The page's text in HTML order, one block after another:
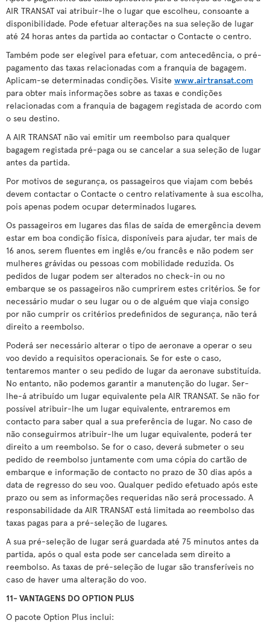
AIR TRANSAT vai atribuir-lhe o lugar que escolheu, consoante a
disponibilidade. Pode efetuar alterações na sua seleção de lugar
até 24 horas antes da partida ao contactar o Contacte o centro.
Também pode ser elegível para efetuar, com antecedência, o pré-
pagamento das taxas relacionadas com a franquia de bagagem.
Aplicam-se determinadas condições. Visite www.airtransat.com
para obter mais informações sobre as taxas e condições
relacionadas com a franquia de bagagem registada de acordo com
o seu destino.
A AIR TRANSAT não vai emitir um reembolso para qualquer
bagagem registada pré-paga ou se cancelar a sua seleção de lugar
antes da partida.
Por motivos de segurança, os passageiros que viajam com bebés
devem contactar o Contacte o centro relativamente à sua escolha,
pois apenas podem ocupar determinados lugares.
Os passageiros em lugares das filas de saída de emergência devem
estar em boa condição física, disponíveis para ajudar, ter mais de
16 anos, serem fluentes em inglês e/ou francês e não podem ser
mulheres grávidas ou pessoas com mobilidade reduzida. Os
pedidos de lugar podem ser alterados no check-in ou no
embarque se os passageiros não cumprirem estes critérios. Se for
necessário mudar o seu lugar ou o de alguém que viaja consigo
por não cumprir os critérios predefinidos de segurança, não terá
direito a reembolso.
Poderá ser necessário alterar o tipo de aeronave a operar o seu
voo devido a requisitos operacionais. Se for este o caso,
tentaremos manter o seu pedido de lugar da aeronave substituída.
No entanto, não podemos garantir a manutenção do lugar. Ser-
lhe-á atribuído um lugar equivalente pela AIR TRANSAT. Se não for
possível atribuir-lhe um lugar equivalente, entraremos em
contacto para saber qual a sua preferência de lugar. No caso de
não conseguirmos atribuir-lhe um lugar equivalente, poderá ter
direito a um reembolso. Se for o caso, deverá submeter o seu
pedido de reembolso juntamente com uma cópia do cartão de
embarque e informação de contacto no prazo de 30 dias após a
data de regresso do seu voo. Qualquer pedido efetuado após este
prazo ou sem as informações requeridas não será processado. A
responsabilidade da AIR TRANSAT está limitada ao reembolso das
taxas pagas para a pré-seleção de lugares.
A sua pré-seleção de lugar será guardada até 75 minutos antes da
partida, após o qual esta pode ser cancelada sem direito a
reembolso. As taxas de pré-seleção de lugar são transferíveis no
caso de haver uma alteração do voo.
11- VANTAGENS DO OPTION PLUS
O pacote Option Plus inclui: